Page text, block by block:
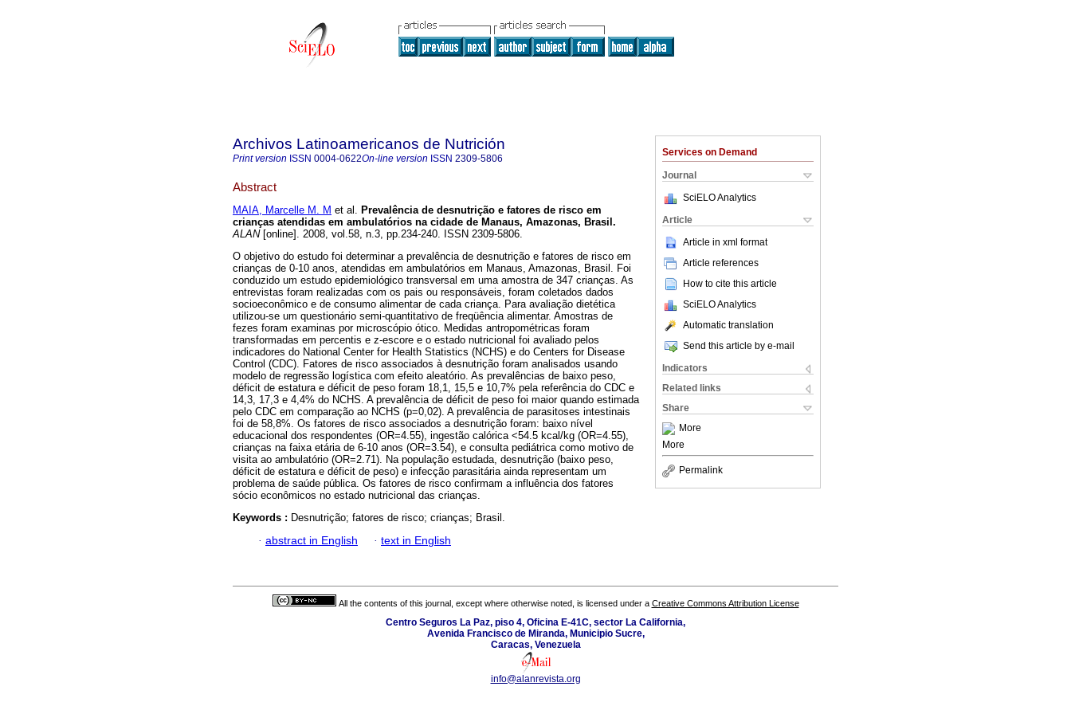
Services on Demand
Journal
SciELO Analytics
Article
Article in xml format
Article references
How to cite this article
SciELO Analytics
Automatic translation
Send this article by e-mail
Indicators
Related links
Share
More
More
Permalink
Archivos Latinoamericanos de Nutrición
Print version ISSN 0004-0622On-line version ISSN 2309-5806
Abstract
MAIA, Marcelle M. M et al. Prevalência de desnutrição e fatores de risco em
crianças atendidas em ambulatórios na cidade de Manaus, Amazonas, Brasil .
ALAN[online]. 2008, vol.58, n.3, pp.234-240. ISSN 2309-5806.
O objetivo do estudo foi determinar a prevalência de desnutrição e fatores de risco em
crianças de 0-10 anos, atendidas em ambulatórios em Manaus, Amazonas, Brasil. Foi
conduzido um estudo epidemiológico transversal em uma amostra de 347 crianças. As
entrevistas foram realizadas com os pais ou responsáveis, foram coletados dados
socioeconômico e de consumo alimentar de cada criança. Para avaliação dietética
utilizou-se um questionário semi-quantitativo de freqüência alimentar. Amostras de
fezes foram examinas por microscópio ótico. Medidas antropométricas foram
transformadas em percentis e z-escore e o estado nutricional foi avaliado pelos
indicadores do National Center for Health Statistics (NCHS) e do Centers for Disease
Control (CDC). Fatores de risco associados à desnutrição foram analisados usando
modelo de regressão logística com efeito aleatório. As prevalências de baixo peso,
déficit de estatura e déficit de peso foram 18,1, 15,5 e 10,7% pela referência do CDC e
14,3, 17,3 e 4,4% do NCHS. A prevalência de déficit de peso foi maior quando estimada
pelo CDC em comparação ao NCHS (p=0,02). A prevalência de parasitoses intestinais
foi de 58,8%. Os fatores de risco associados a desnutrição foram: baixo nível
educacional dos respondentes (OR=4.55), ingestão calórica <54.5 kcal/kg (OR=4.55),
crianças na faixa etária de 6-10 anos (OR=3.54), e consulta pediátrica como motivo de
visita ao ambulatório (OR=2.71). Na população estudada, desnutrição (baixo peso,
déficit de estatura e déficit de peso) e infecção parasitária ainda representam um
problema de saúde pública. Os fatores de risco confirmam a influência dos fatores
sócio econômicos no estado nutricional das crianças.
Keywords : Desnutrição; fatores de risco; crianças; Brasil.
· abstract in English · text in English
All the contents of this journal, except where otherwise noted, is licensed under a Creative Commons Attribution License
Centro Seguros La Paz, piso 4, Oficina E-41C, sector La California,
Avenida Francisco de Miranda, Municipio Sucre,
Caracas, Venezuela
info@alanrevista.org